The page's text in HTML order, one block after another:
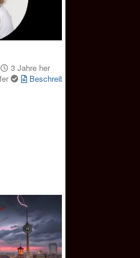
3 Jahre her
Beschreibung